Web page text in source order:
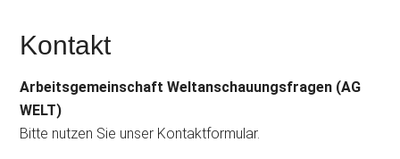
Kontakt
Arbeitsgemeinschaft Weltanschauungsfragen (AG
WELT)
Bitte nutzen Sie unser Kontaktformular.